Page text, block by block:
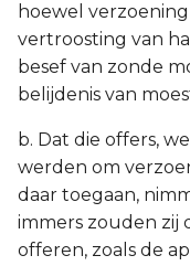
hoewel
vertroosting van
besef van zonde
belijdenis van
b. Dat die offers,
werden om
daar toegaan,
immers zouden zij
offeren, zoals de